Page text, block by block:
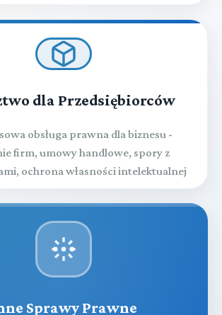
dla Przedsiębiorców
obsługa prawna dla biznesu -
firm, umowy handlowe, spory z
ochrona własności intelektualnej
Sprawy Prawne